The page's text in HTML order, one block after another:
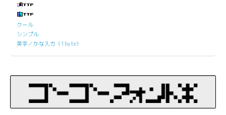
クール
シンプル
英字／かな入力（1byte）